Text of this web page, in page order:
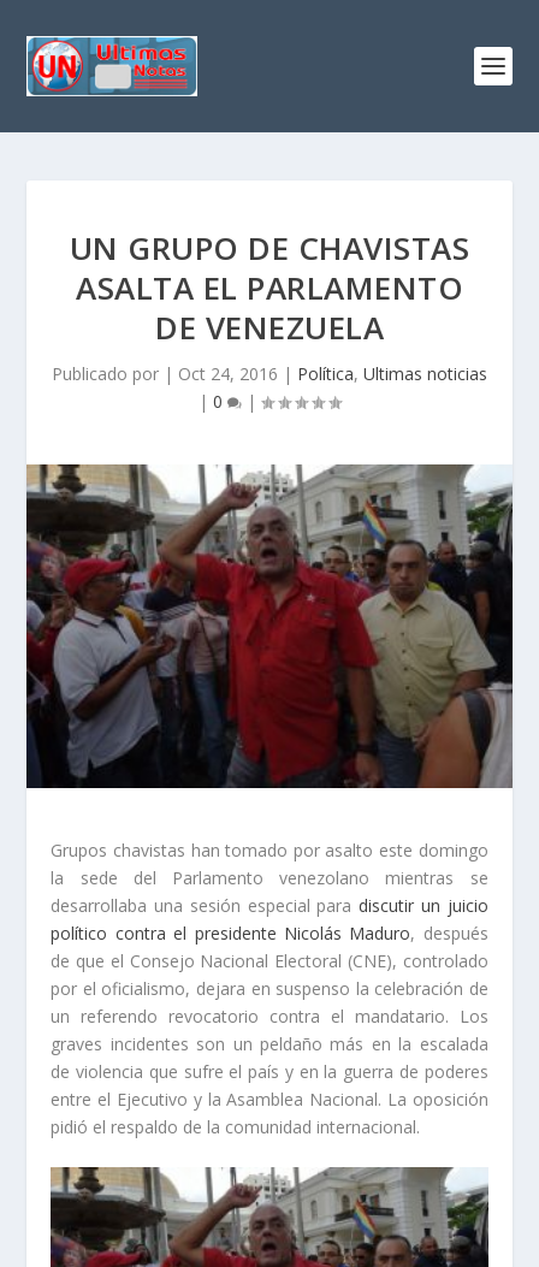
UN GRUPO DE CHAVISTAS
ASALTA EL PARLAMENTO
DE VENEZUELA
Publicado por | Oct 24, 2016 | Política, Ultimas noticias
| 0 |
Grupos chavistas han tomado por asalto este domingo
la sede del Parlamento venezolano mientras se
desarrollaba una sesión especial para discutir un juicio
político contra el presidente Nicolás Maduro, después
de que el Consejo Nacional Electoral (CNE), controlado
por el oficialismo, dejara en suspenso la celebración de
un referendo revocatorio contra el mandatario. Los
graves incidentes son un peldaño más en la escalada
de violencia que sufre el país y en la guerra de poderes
entre el Ejecutivo y la Asamblea Nacional. La oposición
pidió el respaldo de la comunidad internacional.